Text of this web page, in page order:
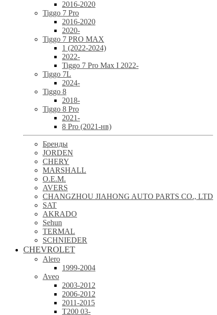
2016-2020
Tiggo 7 Pro
2016-2020
2020-
Tiggo 7 PRO MAX
1 (2022-2024)
2022-
Tiggo 7 Pro Max I 2022-
Tiggo 7L
2024-
Tiggo 8
2018-
Tiggo 8 Pro
2021-
8 Pro (2021-нв)
Бренды
JORDEN
CHERY
MARSHALL
O.E.M.
AVERS
CHANGZHOU JIAHONG AUTO PARTS CO., LTD
SAT
AKRADO
Sehun
TERMAL
SCHNIEDER
CHEVROLET
Alero
1999-2004
Aveo
2003-2012
2006-2012
2011-2015
T200 03-